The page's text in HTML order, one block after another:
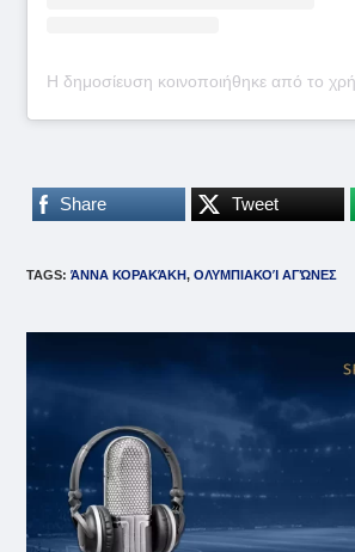
Share Tweet
TAGS:ΆΝΝΑ ΚΟΡΑΚΆΚΗ, ΟΛΥΜΠΙΑΚΟΊ ΑΓΏΝΕΣ